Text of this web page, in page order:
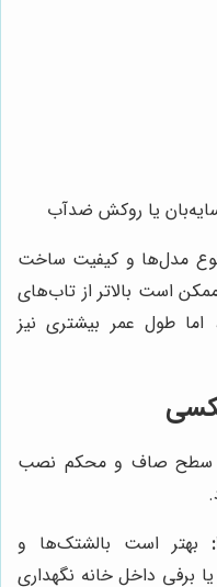
سایه‌بان یا روکش ضدآب
مدل‌ها و کیفیت ساخت
است بالاتر از تاب‌های
طول عمر بیشتری نیز
سطح صاف و محکم نصب
بهتر است بالشتک‌ها و
برفی داخل خانه نگهداری